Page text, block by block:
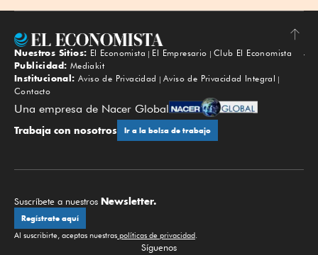
Subir
Nuestros Sitios: El Economista El Empresario
Club El Economista
Publicidad: Mediakit
Institucional: Aviso de Privacidad
Aviso de Privacidad Integral
Contacto
Una empresa de Nacer Global
Trabaja con nosotros Ir a la bolsa de trabajo
Suscríbete a nuestros Newsletter.
Regístrate aquí
Al suscribirte, aceptas nuestras políticas de privacidad.
Síguenos